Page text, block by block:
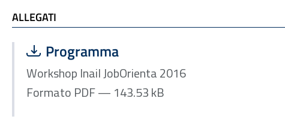
ALLEGATI e TI POTREBBE INTERESSARE
ALLEGATI
Scarica file:
Programma
Formato PDF — Dimensione 143.53 kB
Workshop Inail JobOrienta 2016
Formato PDF — 143.53 kB